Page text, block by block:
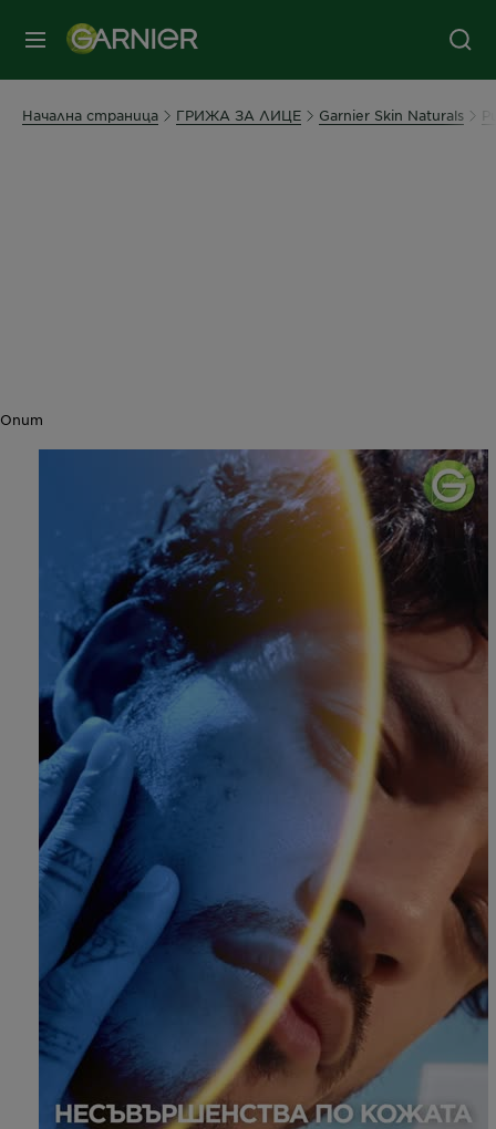
МЕНЮ
Начална страница ГРИЖА ЗА ЛИЦЕ Garnier Skin Naturals
Опит